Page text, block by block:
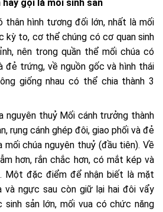
gọi là mối sinh sản
thân hình tương đối lớn, nhất là mối
kỳ to, cơ thể chúng có cơ quan sinh
nên trong quần thể mối chúa có
đẻ trứng, về nguồn gốc và hình thái
giống nhau có thể chia thành 3
nguyên thuỷ Mối cánh trưởng thành
rụng cánh ghép đôi, giao phối và đẻ
mối chúa nguyên thuỷ (đầu tiên). Về
hơn, rắn chắc hơn, có mắt kép và
Một đặc điểm để nhận biết là mặt
và ngực sau còn giữ lại hai đôi vẩy
sinh sản lớn, mối vua có chức năng